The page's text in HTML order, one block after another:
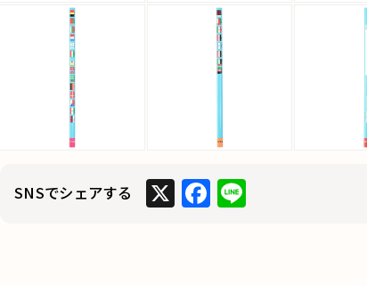
SNSでシェアする X F